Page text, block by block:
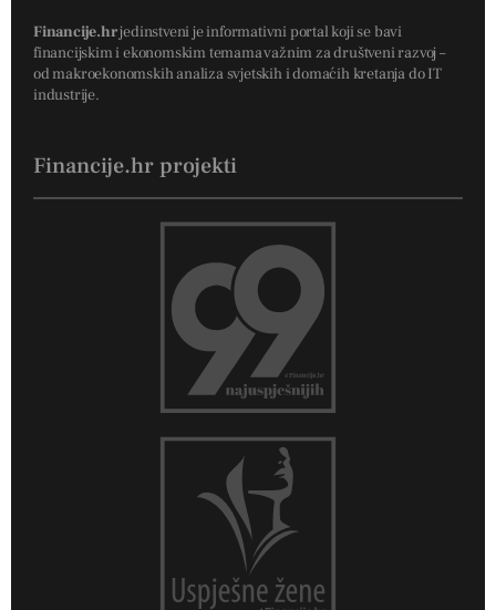
Financije.hrjedinstveni je informativni portal koji se bavi
financijskim i ekonomskim temama važnim za društveni razvoj –
od makroekonomskih analiza svjetskih i domaćih kretanja do IT
industrije.
Financije.hr projekti